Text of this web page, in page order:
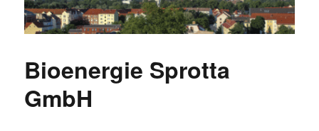
Bioenergie Sprotta
GmbH